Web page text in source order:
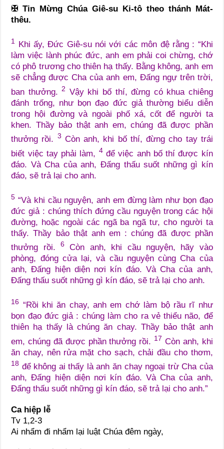
✠Tin Mừng Chúa Giê-su Ki-tô theo thánh Mát-
thêu.
1 Khi ấy, Đức Giê-su nói với các môn đệ rằng : “Khi
làm việc lành phúc đức, anh em phải coi chừng, chớ
có phô trương cho thiên hạ thấy. Bằng không, anh em
sẽ chẳng được Cha của anh em, Đấng ngự trên trời,
ban thưởng.2 Vậy khi bố thí, đừng có khua chiêng
đánh trống, như bọn đạo đức giả thường biểu diễn
trong hội đường và ngoài phố xá, cốt để người ta
khen. Thầy bảo thật anh em, chúng đã được phần
thưởng rồi. 3 Còn anh, khi bố thí, đừng cho tay trái
biết việc tay phải làm, 4để việc anh bố thí được kín
đáo. Và Cha của anh, Đấng thấu suốt những gì kín
đáo, sẽ trả lại cho anh.
5 “Và khi cầu nguyện, anh em đừng làm như bọn đạo
đức giả : chúng thích đứng cầu nguyện trong các hội
đường, hoặc ngoài các ngã ba ngã tư, cho người ta
thấy. Thầy bảo thật anh em : chúng đã được phần
thưởng rồi.6 Còn anh, khi cầu nguyện, hãy vào
phòng, đóng cửa lại, và cầu nguyện cùng Cha của
anh, Đấng hiện diện nơi kín đáo. Và Cha của anh,
Đấng thấu suốt những gì kín đáo, sẽ trả lại cho anh.
16 “Rồi khi ăn chay, anh em chớ làm bộ rầu rĩ như
bọn đạo đức giả : chúng làm cho ra vẻ thiểu não, để
thiên hạ thấy là chúng ăn chay. Thầy bảo thật anh
em, chúng đã được phần thưởng rồi. 17 Còn anh, khi
ăn chay, nên rửa mặt cho sạch, chải đầu cho thơm,
18 để không ai thấy là anh ăn chay ngoại trừ Cha của
anh, Đấng hiện diện nơi kín đáo. Và Cha của anh,
Đấng thấu suốt những gì kín đáo, sẽ trả lại cho anh.”
Ca hiệp lễ
Tv 1,2-3
Ai nhẩm đi nhẩm lại luật Chúa đêm ngày,